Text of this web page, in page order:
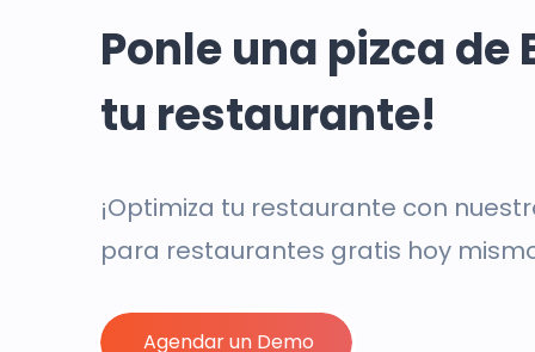
Ponle una pizca de
tu restaurante!
¡Optimiza tu restaurante con
para restaurantes gratis hoy
Agendar un Demo